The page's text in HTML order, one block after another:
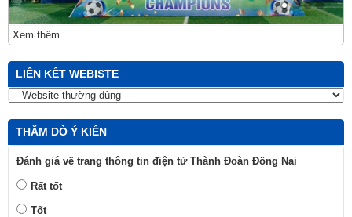
Xem thêm
LIÊN KẾT WEBISTE
THĂM DÒ Ý KIẾN
Đánh giá về trang thông tin điện tử Thành Đoàn Đồng Nai
Rất tốt
Tốt